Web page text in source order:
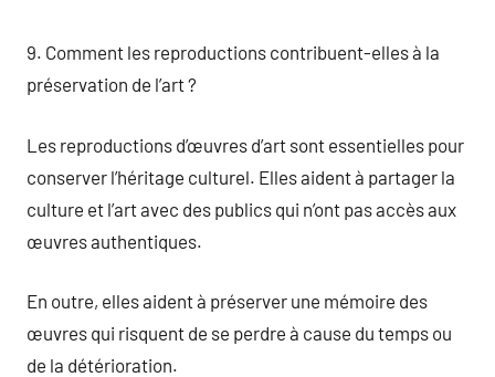
9. Comment les reproductions contribuent-elles à la
préservation de l’art ?
Les reproductions d’œuvres d’art sont essentielles pour
conserver l’héritage culturel. Elles aident à partager la
culture et l’art avec des publics qui n’ont pas accès aux
œuvres authentiques.
En outre, elles aident à préserver une mémoire des
œuvres qui risquent de se perdre à cause du temps ou
de la détérioration.